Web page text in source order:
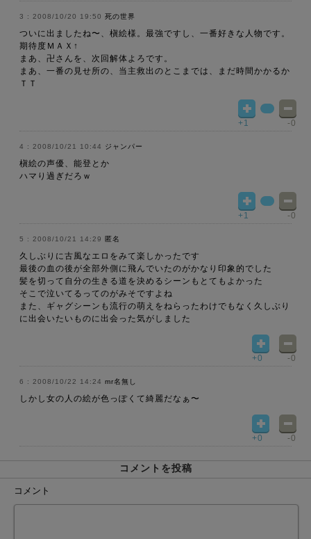
2008/10/20 19:50 死の世界
ついに出ましたね〜、槇絵様。最強ですし、一番好きな人物です。
期待度ＭＡＸ↑
まあ、卍さんを、次回解体よろです。
まあ、一番の見せ所の、当主救出のとこまでは、まだ時間かかるか
ＴＴ
+1 -0
2008/10/21 10:44 ジャンパー
槇絵の声優、能登とか
ハマり過ぎだろｗ
+1 -0
2008/10/21 14:29 匿名
久しぶりに古風なエロをみて楽しかったです
最後の血の後が全部外側に飛んでいたのがかなり印象的でした
髪を切って自分の生きる道を決めるシーンもとてもよかった
そこで泣いてるってのがみそですよね
また、ギャグシーンも流行の萌えをねらったわけでもなく久しぶり
に出会いたいものに出会った気がしました
+0 -0
2008/10/22 14:24 mr名無し
しかし女の人の絵が色っぽくて綺麗だなぁ〜
+0 -0
コメントを投稿
コメント